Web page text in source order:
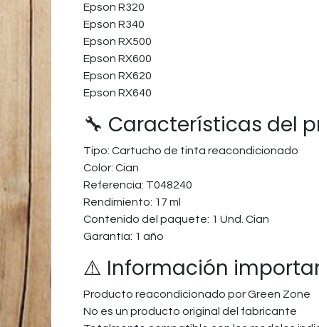
Epson R320
Epson R340
Epson RX500
Epson RX600
Epson RX620
Epson RX640
🔧 Características del
Tipo: Cartucho de tinta reacondicionado
Color: Cian
Referencia: T048240
Rendimiento: 17 ml
Contenido del paquete: 1 Und. Cian
Garantía: 1 año
⚠️ Información
Producto reacondicionado por Green Zone
No es un producto original del fabricante